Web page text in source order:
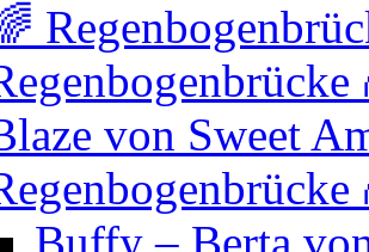
von Sweet